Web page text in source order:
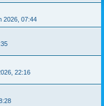
2026, 07:44
22:16